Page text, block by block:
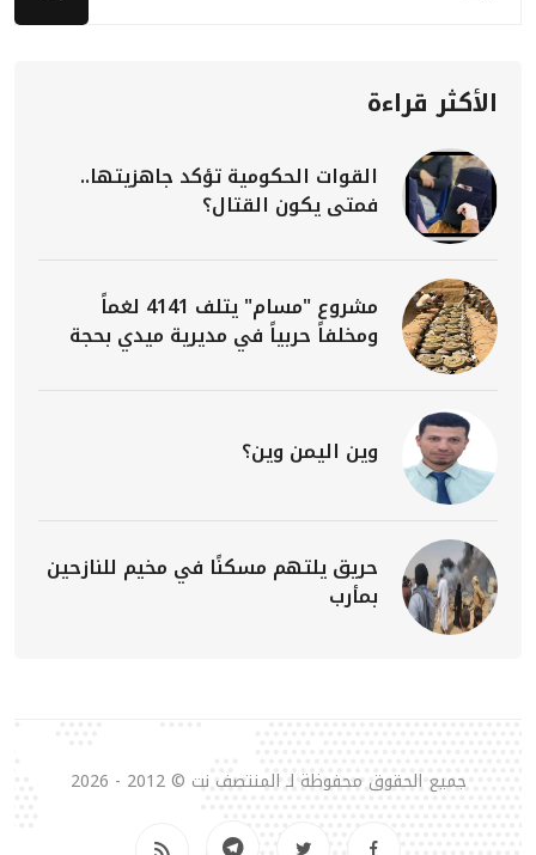
الأكثر قراءة
القوات الحكومية تؤكد جاهزيتها..
فمتى يكون القتال؟
مشروع "مسام" يتلف 4141 لغماً
ومخلفاً حربياً في مديرية ميدي بحجة
وين اليمن وين؟
حريق يلتهم مسكنًا في مخيم للنازحين
بمأرب
جميع الحقوق محفوظة لـ المنتصف نت © 2012 - 2026